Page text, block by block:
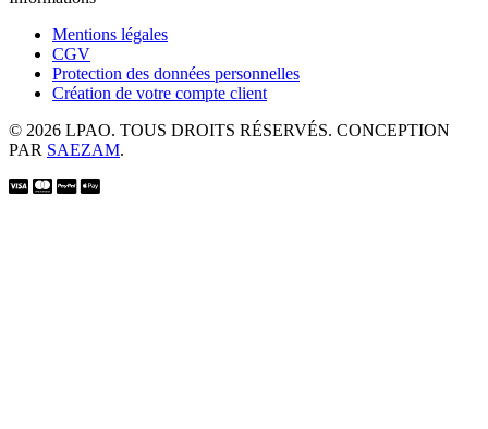
Mentions légales
CGV
Protection des données personnelles
Création de votre compte client
© 2026 LPAO. TOUS DROITS RÉSERVÉS. CONCEPTION
PAR SAEZAM.